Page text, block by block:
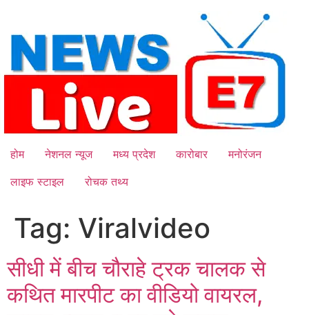
content
होम नेशनल न्यूज मध्य प्रदेश कारोबार
मनोरंजन
लाइफ स्टाइल
रोचक तथ्य
Tag: Viralvideo
सीधी में बीच चौराहे ट्रक चालक से
कथित मारपीट का वीडियो वायरल,